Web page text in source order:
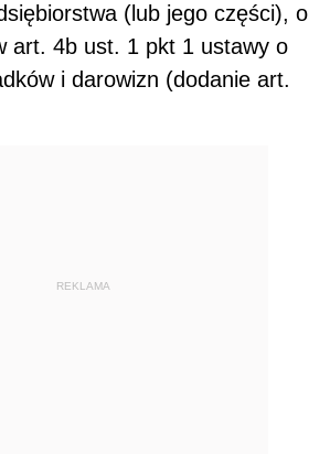
(lub jego części), o
art. 4b ust. 1 pkt 1 ustawy o
i darowizn (dodanie art.
REKLAMA